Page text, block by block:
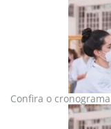
Confira o